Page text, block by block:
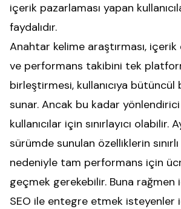
içerik pazarlaması yapan
faydalıdır.
Anahtar kelime araştırması,
ve performans takibini tek
birleştirmesi, kullanıcıya bütüncül
sunar. Ancak bu kadar yönlendirici
kullanıcılar için sınırlayıcı olabilir.
sürümde sunulan özelliklerin sınırlı
nedeniyle tam performans için
geçmek gerekebilir. Buna
SEO ile entegre etmek isteyenler